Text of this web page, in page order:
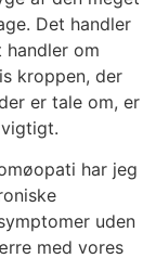
Det handler
handler om
kroppen, der
er tale om, er
har jeg
uden
med vores